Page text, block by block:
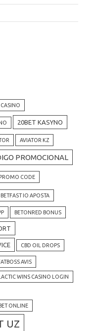
CASINO
20BET KASYNO
AVIATOR KZ
PROMOCIONAL
CODE
BETFAST IO APOSTA
BETONRED BONUS
CBD OIL DROPS
AVIS
WINS CASINO LOGIN
ONLINE
UZ